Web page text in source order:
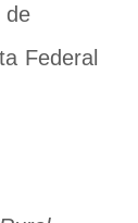
de
Federal